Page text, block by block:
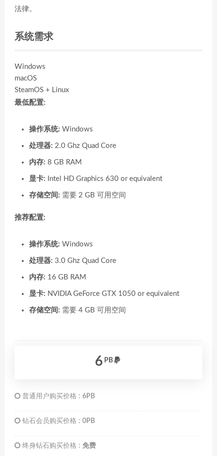
法律。
系统需求
Windows
macOS
SteamOS + Linux
最低配置:
操作系统: Windows
处理器: 2.0 Ghz Quad Core
内存: 8 GB RAM
显卡: Intel HD Graphics 630 or equivalent
存储空间: 需要 2 GB 可用空间
推荐配置:
操作系统: Windows
处理器: 3.0 Ghz Quad Core
内存: 16 GB RAM
显卡: NVIDIA GeForce GTX 1050 or equivalent
存储空间: 需要 4 GB 可用空间
6 PB
普通用户购买价格 : 6PB
钻石会员购买价格 : 0PB
终身钻石购买价格 : 免费